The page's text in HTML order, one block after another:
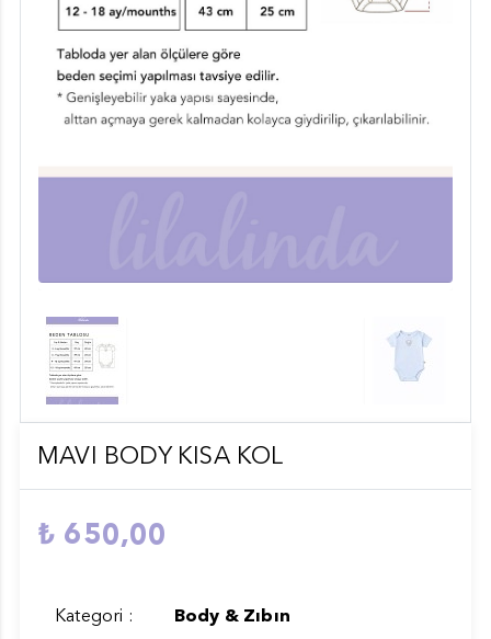
MAVI BODY KISA KOL
₺ 650,00
Kategori :
Body & Zıbın